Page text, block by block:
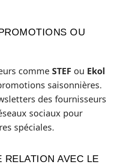
OU
comme STEF ou Ekol
saisonnières.
des fournisseurs
sociaux pour
spéciales.
RELATION AVEC LE